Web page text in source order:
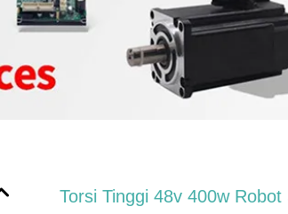
Torsi Tinggi 48v 400w